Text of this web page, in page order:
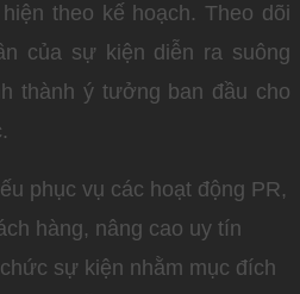
theo kế hoạch. Theo dõi
của sự kiện diễn ra suông
thành ý tưởng ban đầu cho
phục vụ các hoạt động PR,
hàng, nâng cao uy tín
sự kiện nhằm mục đích